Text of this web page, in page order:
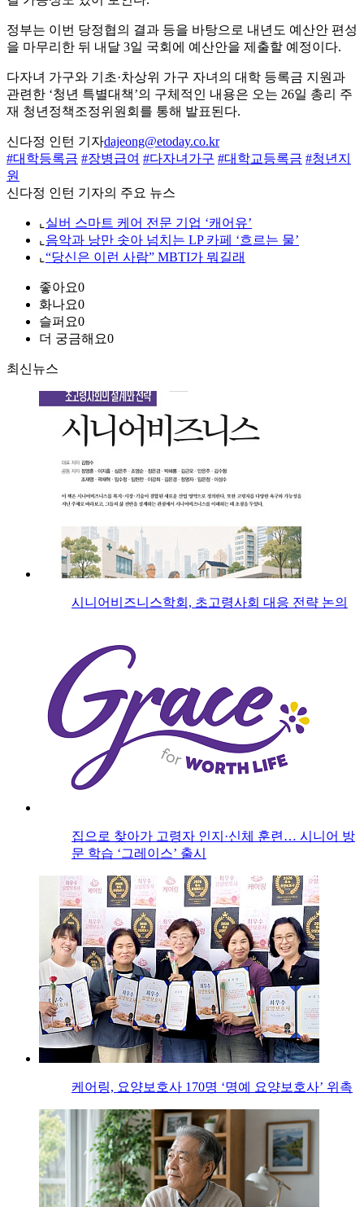
정부는 이번 당정협의 결과 등을 바탕으로 내년도 예산안 편성
을 마무리한 뒤 내달 3일 국회에 예산안을 제출할 예정이다.
다자녀 가구와 기초·차상위 가구 자녀의 대학 등록금 지원과
관련한 ‘청년 특별대책’의 구체적인 내용은 오는 26일 총리 주
재 청년정책조정위원회를 통해 발표된다.
신다정 인턴 기자dajeong@etoday.co.kr
#대학등록금 #장병급여 #다자녀가구 #대학교등록금 #청년지
원
신다정 인턴 기자의 주요 뉴스
⌞ 실버 스마트 케어 전문 기업 ‘캐어유’
⌞ 음악과 낭만 솟아 넘치는 LP 카페 ‘흐르는 물’
⌞ “당신은 이런 사람” MBTI가 뭐길래
좋아요0
화나요0
슬퍼요0
더 궁금해요0
최신뉴스
시니어비즈니스학회, 초고령사회 대응 전략 논의
집으로 찾아가 고령자 인지·신체 훈련… 시니어 방
문 학습 ‘그레이스’ 출시
케어링, 요양보호사 170명 ‘명예 요양보호사’ 위촉